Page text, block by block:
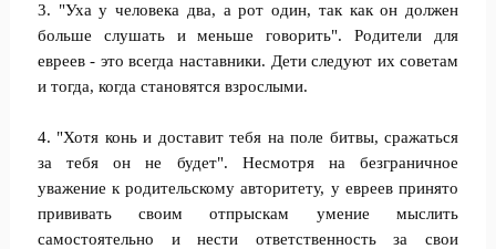
3. "Уха у человека два, а рот один, так как он должен
больше слушать и меньше говорить". Родители для
евреев - это всегда наставники. Дети следуют их советам
и тогда, когда становятся взрослыми.
4. "Хотя конь и доставит тебя на поле битвы, сражаться
за тебя он не будет". Несмотря на безграничное
уважение к родительскому авторитету, у евреев принято
прививать своим отпрыскам умение мыслить
самостоятельно и нести ответственность за свои